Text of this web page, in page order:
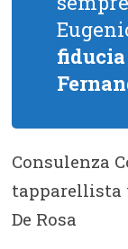
fiducia
Consulenza
tapparellista
De Rosa